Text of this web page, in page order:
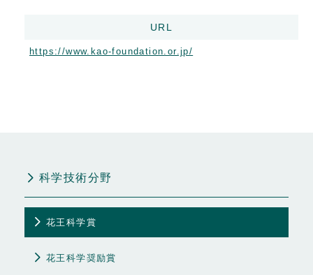
URL
https://www.kao-foundation.or.jp/
科学技術分野
花王科学賞
花王科学奨励賞